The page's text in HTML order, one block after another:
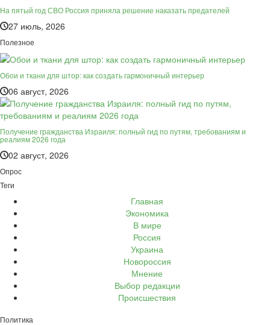
На пятый год СВО Россия приняла решение наказать предателей
27 июль, 2026
Полезное
Обои и ткани для штор: как создать гармоничный интерьер
06 август, 2026
Получение гражданства Израиля: полный гид по путям, требованиям и
реалиям 2026 года
02 август, 2026
Опрос
Теги
Главная
Экономика
В мире
Россия
Украина
Новороссия
Мнение
Выбор редакции
Происшествия
Политика